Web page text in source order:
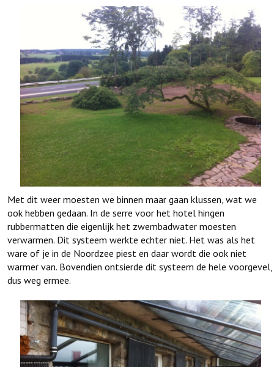
Met dit weer moesten we binnen maar gaan klussen, wat we
ook hebben gedaan. In de serre voor het hotel hingen
rubbermatten die eigenlijk het zwembadwater moesten
verwarmen. Dit systeem werkte echter niet. Het was als het
ware of je in de Noordzee piest en daar wordt die ook niet
warmer van. Bovendien ontsierde dit systeem de hele voorgevel,
dus weg ermee.